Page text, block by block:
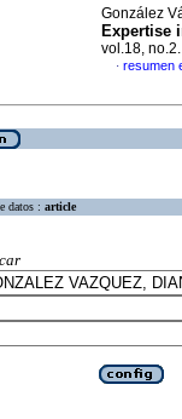
González
Expertise
vol.18,
· resumen
datos : article